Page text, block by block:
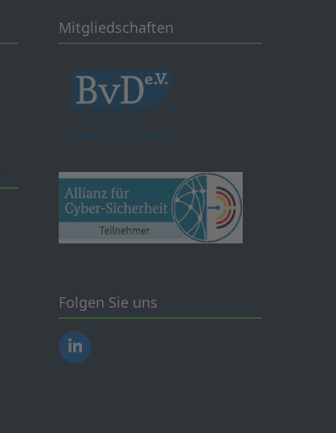
Mitgliedschaften
Folgen Sie uns
LinkedIn